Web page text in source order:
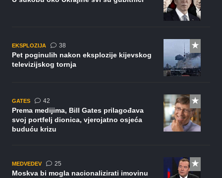
EKSPLOZIJA 38komentara
Pet poginulih nakon eksplozije kijevskog
televizijskog tornja
GATES 42komentara
Prema medijima, Bill Gates prilagođava
svoj portfelj dionica, vjerojatno osjeća
buduću krizu
MEDVEDEV 25komentara
Moskva bi mogla nacionalizirati imovinu